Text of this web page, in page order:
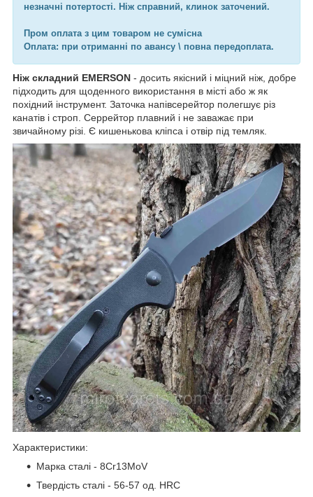
незначні потертості. Ніж справний, клинок заточений.
Пром оплата з цим товаром не сумісна
Оплата: при отриманні по авансу \ повна передоплата.
Ніж складний EMERSON - досить якісний і міцний ніж, добре
підходить для щоденного використання в місті або ж як
похідний інструмент. Заточка напівсерейтор полегшує різ
канатів і строп. Серрейтор плавний і не заважає при
звичайному різі. Є кишенькова кліпса і отвір під темляк.
Характеристики:
Марка сталі - 8Cr13MoV
Твердість сталі - 56-57 од. HRC